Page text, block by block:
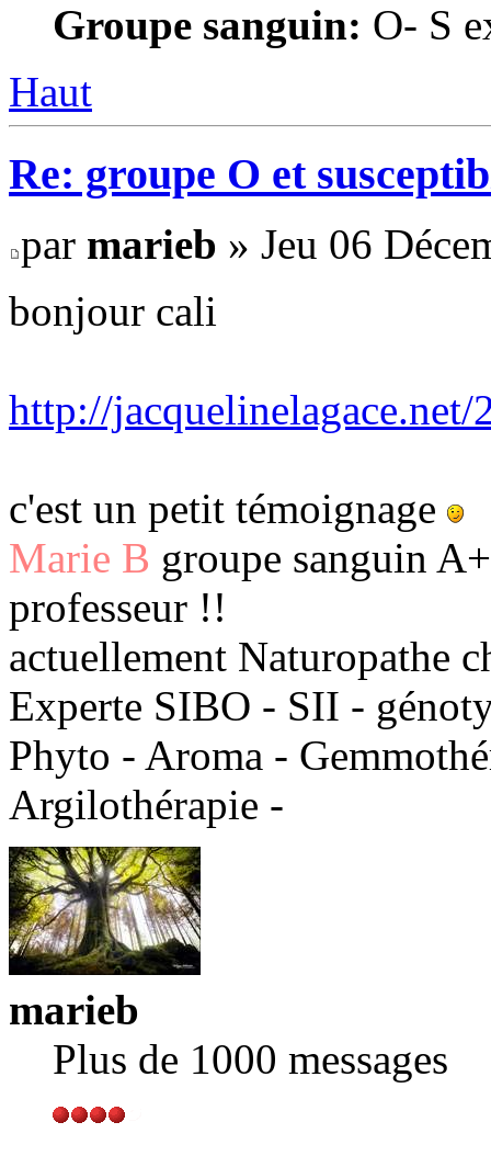
Groupe sanguin: O- S
Haut
Re: groupe O et
par marieb » Jeu 06
bonjour cali
http://
c'est un petit témoignage
Marie B groupe sanguin
professeur !!
actuellement Naturopathe
Experte SIBO - SII -
Phyto - Aroma -
Argilothérapie -
marieb
Plus de 1000 messages